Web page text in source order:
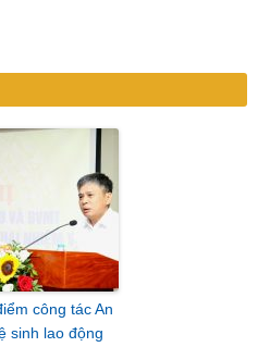
công tác An
sinh lao động